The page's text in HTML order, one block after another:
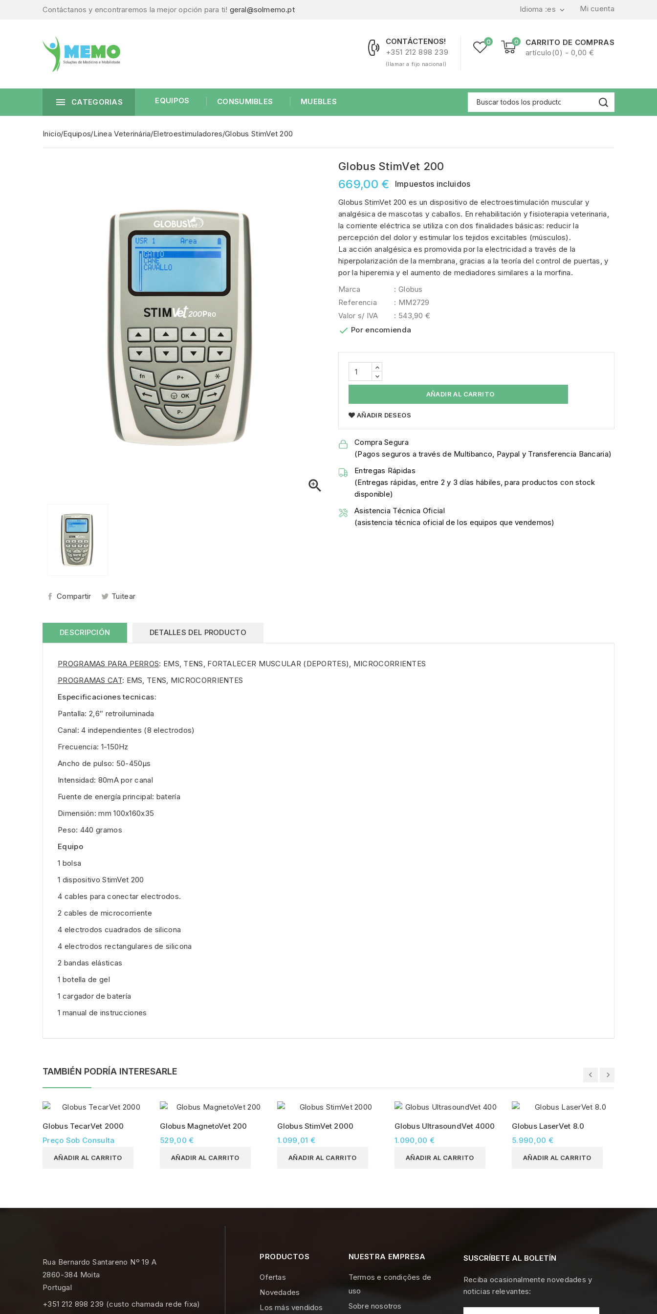
Contáctanos y encontraremos la mejor opción para ti! geral@solmemo.pt Mi cuenta
Idioma :es 
0
CARRITO DE COMPRAS
artículo(0) - 0,00 €
0
CONTÁCTENOS!
+351 212 898 239
(llamar a fijo nacional)
 CATEGORIAS EQUIPOS CONSUMIBLES MUEBLES
Inicio Equipos Linea Veterinária Eletroestimuladores Globus StimVet 200

Compartir Tuitear
Globus StimVet 200
669,00 € Impuestos incluidos
Globus StimVet 200 es un dispositivo de electroestimulación muscular y
analgésica de mascotas y caballos. En rehabilitación y fisioterapia veterinaria,
la corriente eléctrica se utiliza con dos finalidades básicas: reducir la
percepción del dolor y estimular los tejidos excitables (músculos).
La acción analgésica es promovida por la electricidad a través de la
hiperpolarización de la membrana, gracias a la teoría del control de puertas, y
por la hiperemia y el aumento de mediadores similares a la morfina.
Marca
: Globus
Referencia
: MM2729
Valor s/ IVA
: 543,90 €
 Por encomienda
AÑADIR AL CARRITO
AÑADIR DESEOS
Compra Segura
(Pagos seguros a través de Multibanco, Paypal y Transferencia Bancaria)
Entregas Rápidas
(Entregas rápidas, entre 2 y 3 días hábiles, para productos con stock
disponible)
Asistencia Técnica Oficial
(asistencia técnica oficial de los equipos que vendemos)
DESCRIPCIÓN DETALLES DEL PRODUCTO
PROGRAMAS PARA PERROS: EMS, TENS, FORTALECER MUSCULAR (DEPORTES), MICROCORRIENTES
PROGRAMAS CAT: EMS, TENS, MICROCORRIENTES
Especificaciones tecnicas:
Pantalla: 2,6″ retroiluminada
Canal: 4 independientes (8 electrodos)
Frecuencia: 1-150Hz
Ancho de pulso: 50-450μs
Intensidad: 80mA por canal
Fuente de energía principal: batería
Dimensión: mm 100x160x35
Peso: 440 gramos
Equipo
1 bolsa
1 dispositivo StimVet 200
4 cables para conectar electrodos.
2 cables de microcorriente
4 electrodos cuadrados de silicona
4 electrodos rectangulares de silicona
2 bandas elásticas
1 botella de gel
1 cargador de batería
1 manual de instrucciones
TAMBIÉN PODRÍA INTERESARLE
Globus TecarVet 2000
Preço Sob Consulta
AÑADIR AL CARRITO
Globus MagnetoVet 200
529,00 €
AÑADIR AL CARRITO
Globus StimVet 2000
1.099,01 €
AÑADIR AL CARRITO
Globus UltrasoundVet 4000
1.090,00 €
AÑADIR AL CARRITO
Globus LaserVet 8.0
5.990,00 €
AÑADIR AL CARRITO
Rua Bernardo Santareno Nº 19 A
2860-384 Moita
Portugal
+351 212 898 239 (custo chamada rede fixa)
PRODUCTOS
Ofertas
Novedades
Los más vendidos
NUESTRA EMPRESA
Termos e condições de
uso
Sobre nosotros
SUSCRÍBETE AL BOLETÍN
Reciba ocasionalmente novedades y
noticias relevantes: